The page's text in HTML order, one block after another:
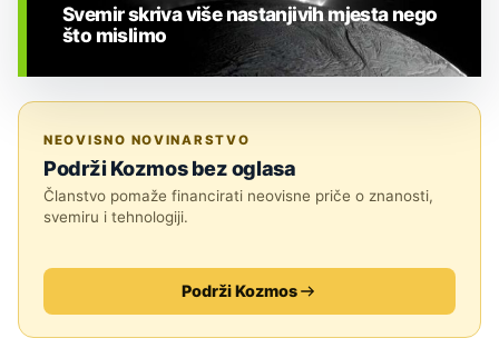
Svemir skriva više nastanjivih mjesta nego
što mislimo
NEOVISNO NOVINARSTVO
Podrži Kozmos bez oglasa
Članstvo pomaže financirati neovisne priče o znanosti,
svemiru i tehnologiji.
Podrži Kozmos